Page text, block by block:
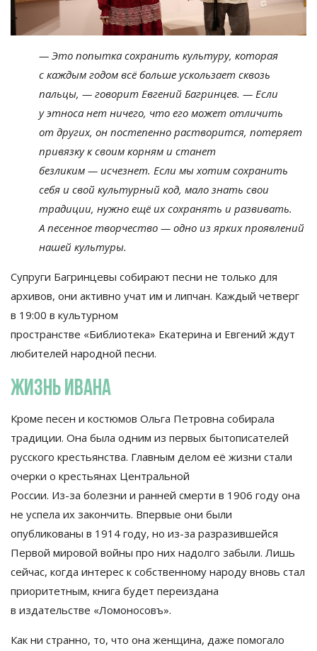
— Это попытка сохранить культуру, которая
с каждым годом всё больше ускользает сквозь
пальцы, — говорит Евгений Багринцев. — Если
у этноса нет ничего, что его может отличить
от других, он постепенно растворится, потеряет
привязку к своим корням и станет
безликим — исчезнет. Если мы хотим сохранить
себя и свой культурный код, мало знать свои
традиции, нужно ещё их сохранять и развивать.
А песенное творчество — одно из ярких проявлений
нашей культуры.
Супруги Багринцевы собирают песни не только для
архивов, они активно учат им и липчан. Каждый четверг
в 19:00 в культурном
пространстве «Библиотека» Екатерина и Евгений ждут
любителей народной песни.
Жизнь Ивана
Кроме песен и костюмов Ольга Петровна собирала
традиции. Она была одним из первых бытописателей
русского крестьянства. Главным делом её жизни стали
очерки о крестьянах Центральной
России. Из-за болезни и ранней смерти в 1906 году она
не успела их закончить. Впервые они были
опубликованы в 1914 году, но из-за разразившейся
Первой мировой войны про них надолго забыли. Лишь
сейчас, когда интерес к собственному народу вновь стал
приоритетным, книга будет переиздана
в издательстве «Ломоносовъ».
Как ни странно, то, что она женщина, даже помогало